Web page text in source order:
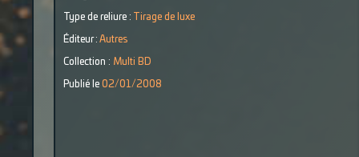
Type de reliure : Tirage de luxe
Éditeur : Autres
Collection : Multi BD
Publié le 02/01/2008